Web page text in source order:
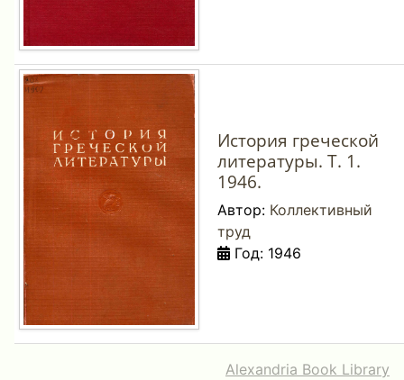
История греческой
литературы. Т. 1.
1946.
Автор: Коллективный
труд
Год: 1946
Alexandria Book Library